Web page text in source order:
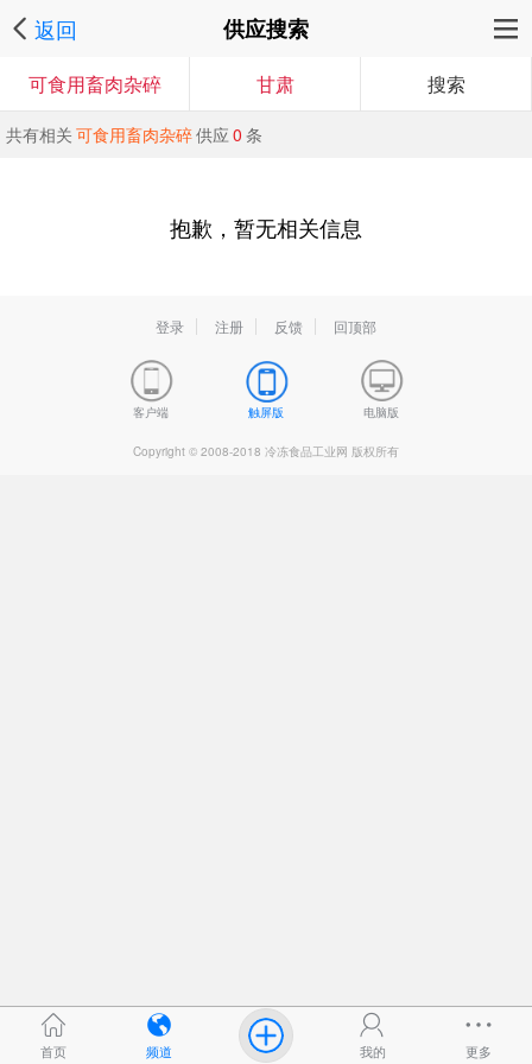
返回 供应搜索
可食用畜肉杂碎 甘肃 搜索
共有相关 可食用畜肉杂碎供应 0 条
抱歉，暂无相关信息
登录 注册 反馈 回顶部
客户端 触屏版 电脑版
Copyright © 2008-2018 冷冻食品工业网 版权所有
首页 频道 我的 更多